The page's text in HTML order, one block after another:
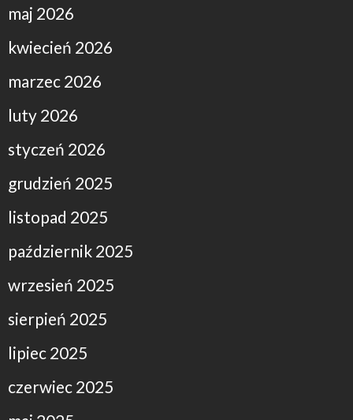
maj 2026
kwiecień 2026
marzec 2026
luty 2026
styczeń 2026
grudzień 2025
listopad 2025
październik 2025
wrzesień 2025
sierpień 2025
lipiec 2025
czerwiec 2025